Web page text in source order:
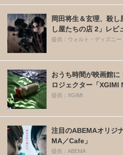
岡田将生＆玄理、殺
し屋たちの店 2」レビ
提供：ウォルト・ディズニー
おうち時間が映画館
ロジェクター「XGIMI
提供：XGIMI
注目のABEMAオリジ
MA／Cafe」
提供：ABEMA